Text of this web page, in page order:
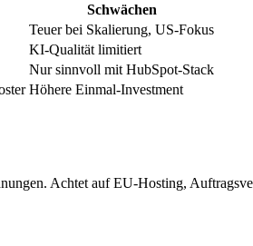
Schwächen
Teuer bei Skalierung, US-Fokus
KI-Qualität limitiert
Nur sinnvoll mit HubSpot-Stack
Höhere Einmal-Investment
Achtet auf EU-Hosting,